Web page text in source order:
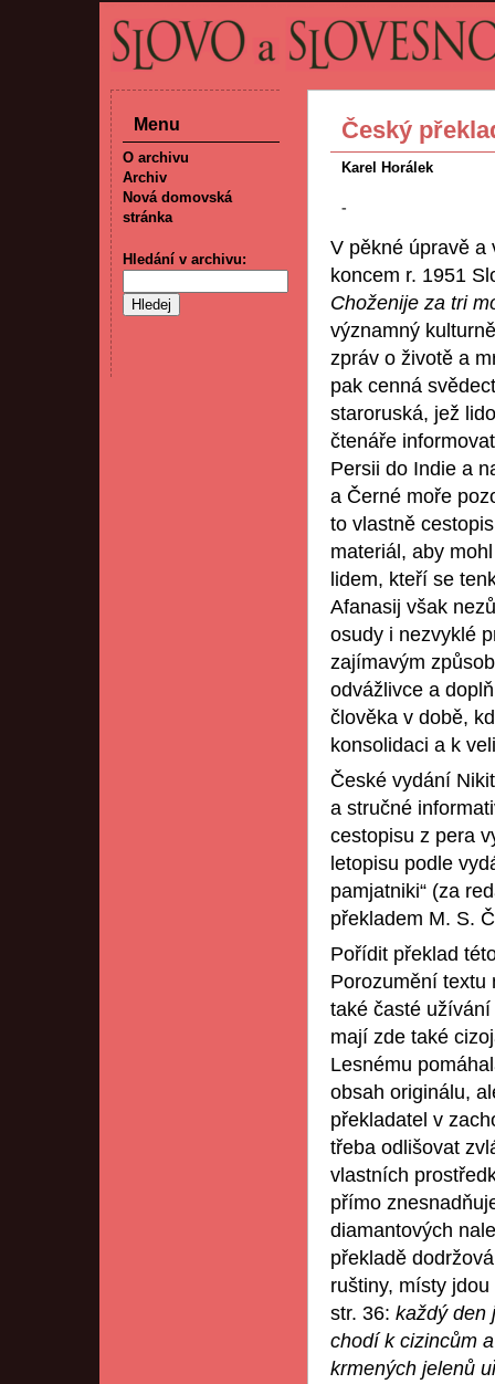
Český
Karel Horálek
-
V pěkné úpravě
koncem r. 1951
Choženije za tri
významný
zpráv o životě a
pak cenná
staroruská, jež
čtenáře
Persii do Indie a
a Černé moře
to vlastně
materiál, aby
lidem, kteří se
Afanasij však
osudy i nezvyklé
zajímavým
odvážlivce a
člověka v době,
konsolidaci a k
České vydání
a stručné
cestopisu z pera
letopisu podle
pamjatniki“ (za
překladem M. S.
Pořídit překlad
Porozumění textu
také časté
mají zde také
Lesnému
obsah originálu,
překladatel v
třeba odlišovat
vlastních
přímo
diamantových
překladě
ruštiny, místy
str. 36: každý den
chodí k cizincům
krmených jelenů
Menu
O archivu
Archiv
Nová domovská
stránka
Hledání v archivu: